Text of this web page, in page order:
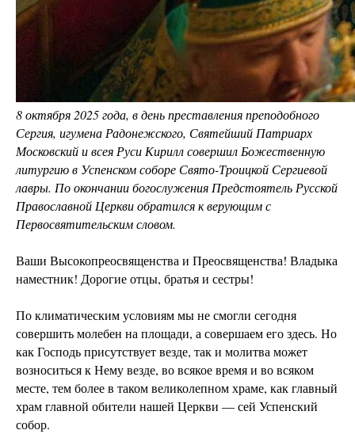
8 октября 2025 года, в день преставления преподобного
Сергия, игумена Радонежского, Святейший Патриарх
Московский и всея Руси Кирилл совершил Божественную
литургию в Успенском соборе Свято-Троицкой Сергиевой
лавры. По окончании богослужения Предстоятель Русской
Православной Церкви обратился к верующим с
Первосвятительским словом.
Ваши Высокопреосвященства и Преосвященства! Владыка
наместник! Дорогие отцы, братья и сестры!
По климатическим условиям мы не смогли сегодня
совершить молебен на площади, а совершаем его здесь. Но
как Господь присутствует везде, так и молитва может
возноситься к Нему везде, во всякое время и во всяком
месте, тем более в таком великолепном храме, как главный
храм главной обители нашей Церкви — сей Успенский
собор.